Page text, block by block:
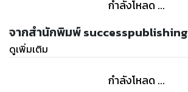
กำลังโหลด ...
จากสำนักพิมพ์ successpublishing
ดูเพิ่มเติม
กำลังโหลด ...